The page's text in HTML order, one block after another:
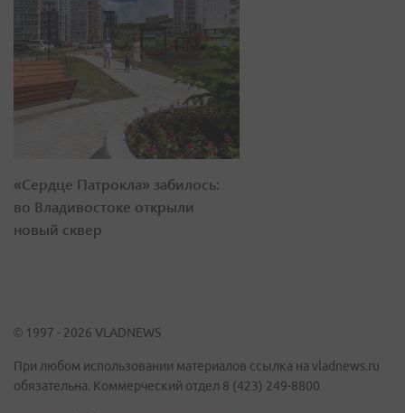
«Сердце Патрокла» забилось:
во Владивостоке открыли
новый сквер
© 1997 - 2026 VLADNEWS
При любом использовании материалов ссылка на vladnews.ru
обязательна. Коммерческий отдел 8 (423) 249-8800